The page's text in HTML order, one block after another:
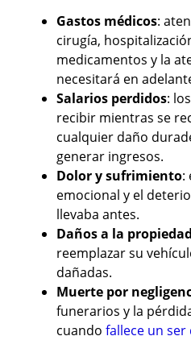
Gastos médicos:
cirugía,
medicamentos y la
necesitará en
Salarios perdidos:
recibir mientras se
cualquier daño
generar ingresos.
Dolor y sufrimiento:
emocional y el
llevaba antes.
Daños a la propiedad
reemplazar su
dañadas.
Muerte por
funerarios y la
cuando fallece un